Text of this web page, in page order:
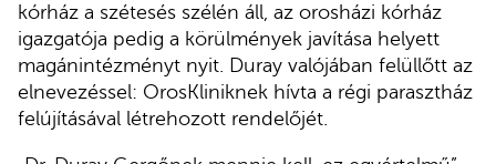
kórház a szétesés szélén áll, az orosházi kórház
igazgatója pedig a körülmények javítása helyett
magánintézményt nyit. Duray valójában felüllőtt az
elnevezéssel: OrosKliniknek hívta a régi parasztház
felújításával létrehozott rendelőjét.